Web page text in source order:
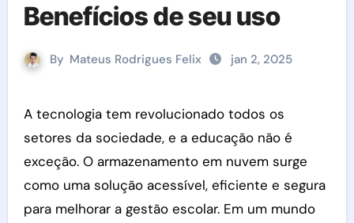
Benefícios de seu uso
By Mateus Rodrigues Felix jan 2, 2025
A tecnologia tem revolucionado todos os
setores da sociedade, e a educação não é
exceção. O armazenamento em nuvem surge
como uma solução acessível, eficiente e segura
para melhorar a gestão escolar. Em um mundo